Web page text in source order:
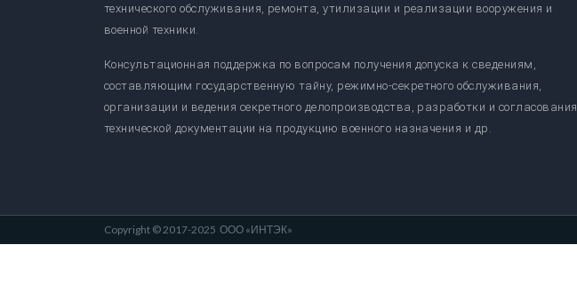
технического обслуживания, ремонта, утилизации и реализации вооружения и
военной техники.
Консультационная поддержка по вопросам получения допуска к сведениям,
составляющим государственную тайну, режимно-секретного обслуживания,
организации и ведения секретного делопроизводства, разработки и согласования
технической документации на продукцию военного назначения и др.
Copyright © 2017-2025 ООО «ИНТЭК»